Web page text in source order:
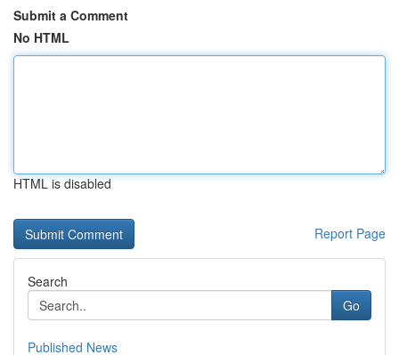
Submit a Comment
No HTML
HTML is disabled
Report Page
Search
Go
Published News